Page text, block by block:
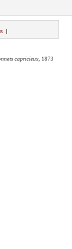
capricieux , 1873